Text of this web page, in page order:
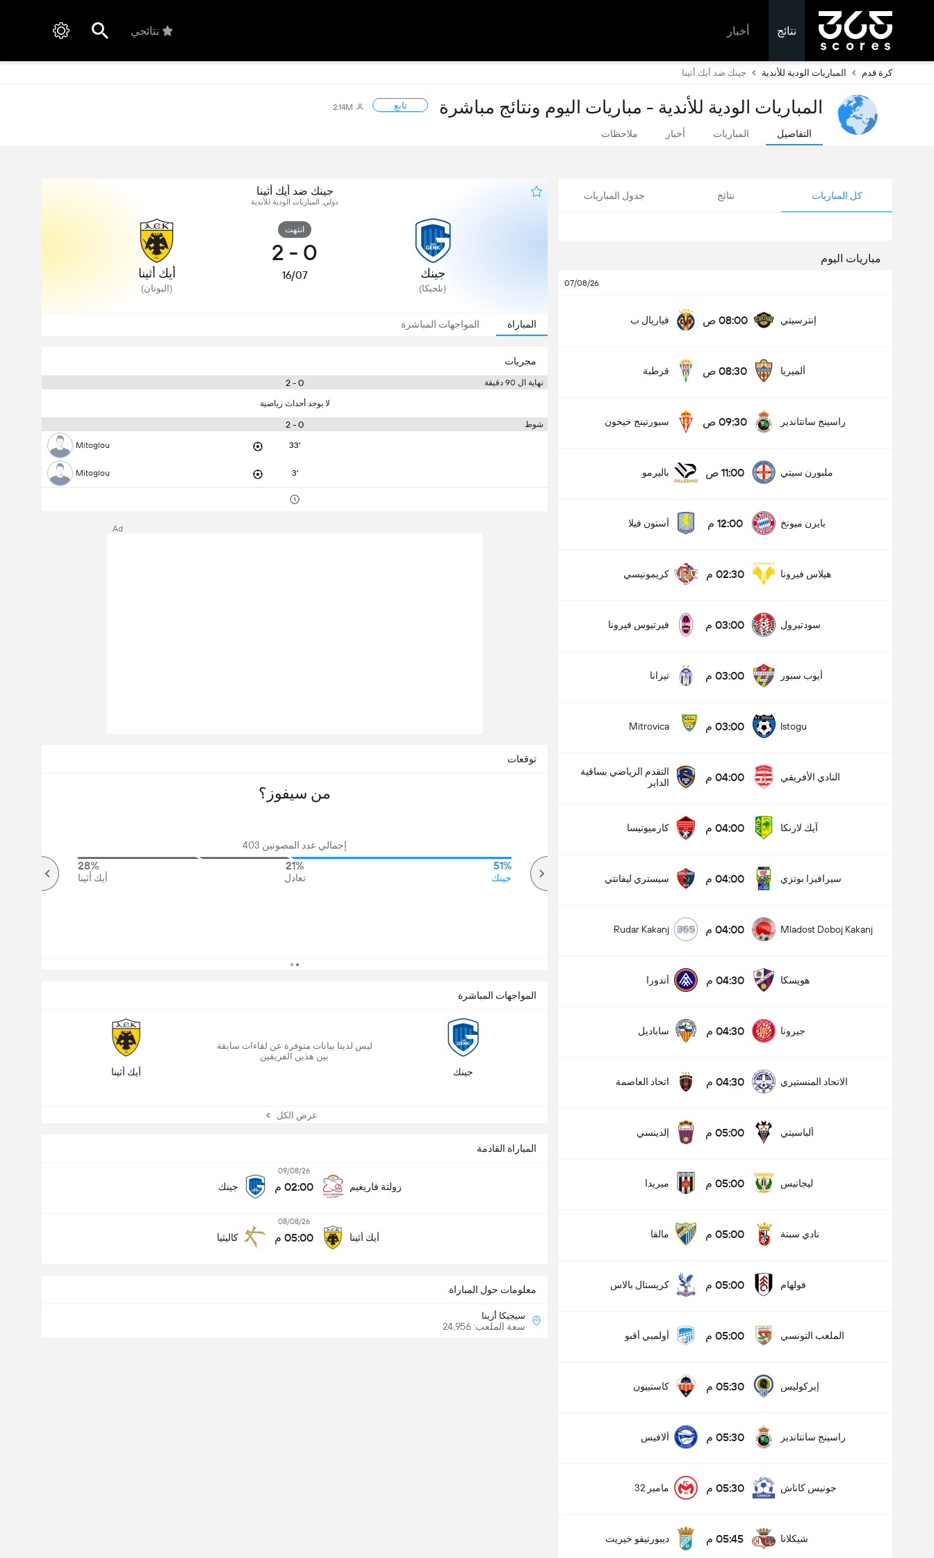
نتائج أخبار نتائجي
كرة قدم المباريات الودية للأندية جينك ضد أيك أثينا
المباريات الودية للأندية - مباريات اليوم ونتائج مباشرة تابع 2.14M
التفاصيل المباريات أخبار ملاحظات
كل المباريات نتائج جدول المباريات
مباريات اليوم
07/08/26
إنترسيتي 08:00 ص فياريال ب
ألميريا 08:30 ص قرطبة
راسينج سانتاندير 09:30 ص سبورتينج خيخون
ملبورن سيتي 11:00 ص باليرمو
بايرن ميونخ 12:00 م أستون فيلا
هيلاس فيرونا 02:30 م كريمونيسي
سودتيرول 03:00 م فيرتيوس فيرونا
أيوب سبور 03:00 م تيرانا
Istogu 03:00 م Mitrovica
النادي الأفريقي 04:00 م
التقدم الرياضي بساقية
الداير
آيك لارنكا 04:00 م كارميوتيسا
سيرافيزا بوتزي 04:00 م سيستري ليفانتي
Mladost Doboj Kakanj 04:00 م Rudar Kakanj
هويسكا 04:30 م أندورا
جيرونا 04:30 م ساباديل
الاتحاد المنستيري 04:30 م اتحاد العاصمة
ألباسيتي 05:00 م إلدينسي
ليجانيس 05:00 م ميريدا
نادي سبتة 05:00 م مالقا
فولهام 05:00 م كريستال بالاس
الملعب التونسي 05:00 م أولمبي أقبو
إيركوليس 05:30 م كاستييون
راسينج سانتاندير 05:30 م ألافيس
جونيس كاناش 05:30 م مامير 32
شيكلانا 05:45 م ديبورتيفو خيريث
جينك ضد أيك أثينا
دولي, المباريات الودية للأندية
جينك
(بلجيكا)
انتهت
0
-
2
16/07 أيك أثينا
(اليونان)
المباراة المواجهات المباشرة
مجريات
نهاية ال 90 دقيقة 0 - 2
لا يوجد أحداث رياضية
شوط 0 - 2
33'
Mitoglou
3'
Mitoglou
المباراة القادمة
زولتة فاريغيم
09/08/26
02:00 م جينك
أيك أثينا
08/08/26
05:00 م كاليثيا
معلومات حول المباراة
سيجيكا أرينا
سعة الملعب: 24,956
توقعات
من سيفوز؟
إجمالي عدد المصوتين 403
51%
جينك
21%
تعادل
28%
أيك أثينا
المواجهات المباشرة
جينك
ليس لدينا بيانات متوفرة عن لقاءات سابقة
بين هذين الفريقين
أيك أثينا
عرض الكل
Ad